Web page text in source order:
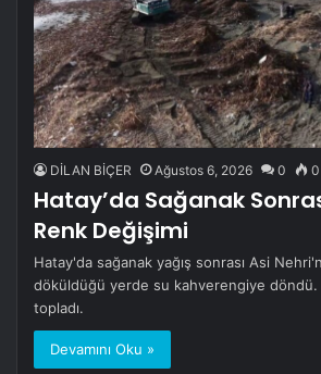
DİLAN BİÇER Ağustos 6, 2026 0 0
Hatay’da Sağanak
Renk Değişimi
Hatay'da sağanak yağış sonrası Asi
döküldüğü yerde su kahverengiye döndü.
topladı.
Devamını Oku »